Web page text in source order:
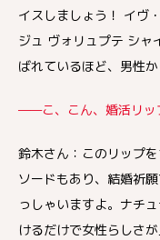
イスしましょう！ イヴ
ジュ ヴォリュプテ シャ
ばれているほど、男性か
——こ、こん、婚活リッ
鈴木さん：このリップ
ソードもあり、結婚祈
っしゃいますよ。ナチ
けるだけで女性らしさが